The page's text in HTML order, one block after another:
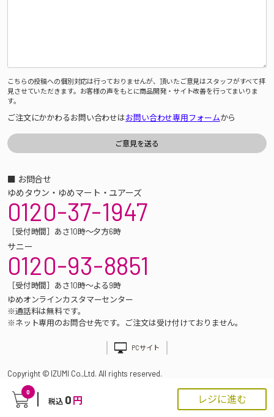
0
税込 0 円 レジに進む
こちらの投稿への個別対応は行っておりませんが、頂いたご意見はスタッフがすべて拝
見させていただきます。お客様の声をもとに商品開発・サイト改善を行ってまいりま
す。
ご注文にかかわるお問い合わせはお問い合わせ専用フォームから
■ お問合せ
ゆめタウン・ゆめマート・ユアーズ
0120-37-1947
［受付時間］あさ10時～夕方6時
サニー
0120-93-8851
［受付時間］あさ10時～よる9時
ゆめオンラインカスタマーセンター
※通話料は無料です。
※ネット専用のお問合せ先です。ご注文は受け付けておりません。
PCサイト
Copyright © IZUMI Co.,Ltd. All rights reserved.